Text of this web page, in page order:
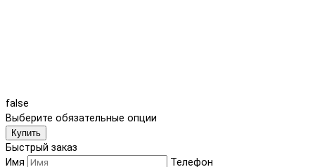
false
Выберите обязательные опции
Купить
Быстрый заказ
Имя
Телефон